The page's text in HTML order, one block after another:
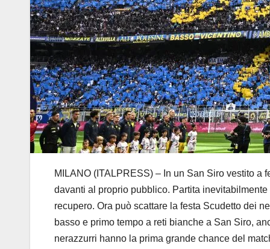
MILANO (ITALPRESS) – In un San Siro vestito a
davanti al proprio pubblico. Partita
recupero. Ora può scattare la festa Scudetto dei
basso e primo tempo a reti bianche a San Siro,
nerazzurri hanno la prima grande chance del